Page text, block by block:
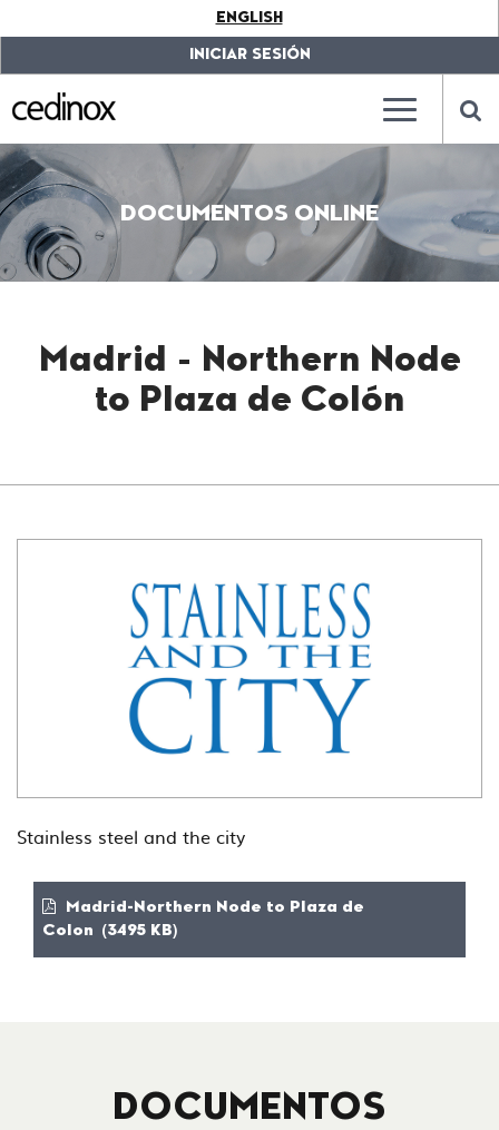
label.access.jump.content???
???
label.access.jump.header???
label.access.jump.footer???
???
label.access.jump.menu???
ENGLISH
INICIAR SESIÓN
???
???
DOCUMENTOS ONLINE
Madrid - Northern Node
to Plaza de Colón
Stainless steel and the city
Madrid-Northern Node to Plaza de
Colon (3495 KB)
DOCUMENTOS